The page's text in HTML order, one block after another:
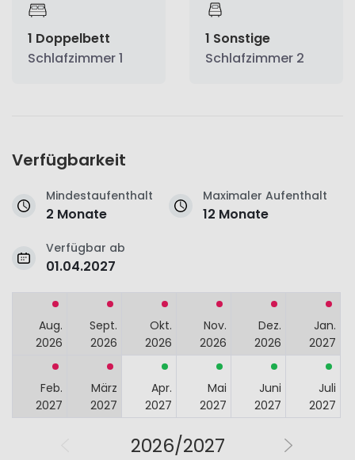
1 Doppelbett
Schlafzimmer 1
1 Sonstige
Schlafzimmer 2
Verfügbarkeit
Mindestaufenthalt
2 Monate
Maximaler Aufenthalt
12 Monate
Verfügbar ab
01.04.2027
Aug.
2026
Sept.
2026
Okt.
2026
Nov.
2026
Dez.
2026
Jan.
2027
Feb.
2027
März
2027
Apr.
2027
Mai
2027
Juni
2027
Juli
2027
2026/2027